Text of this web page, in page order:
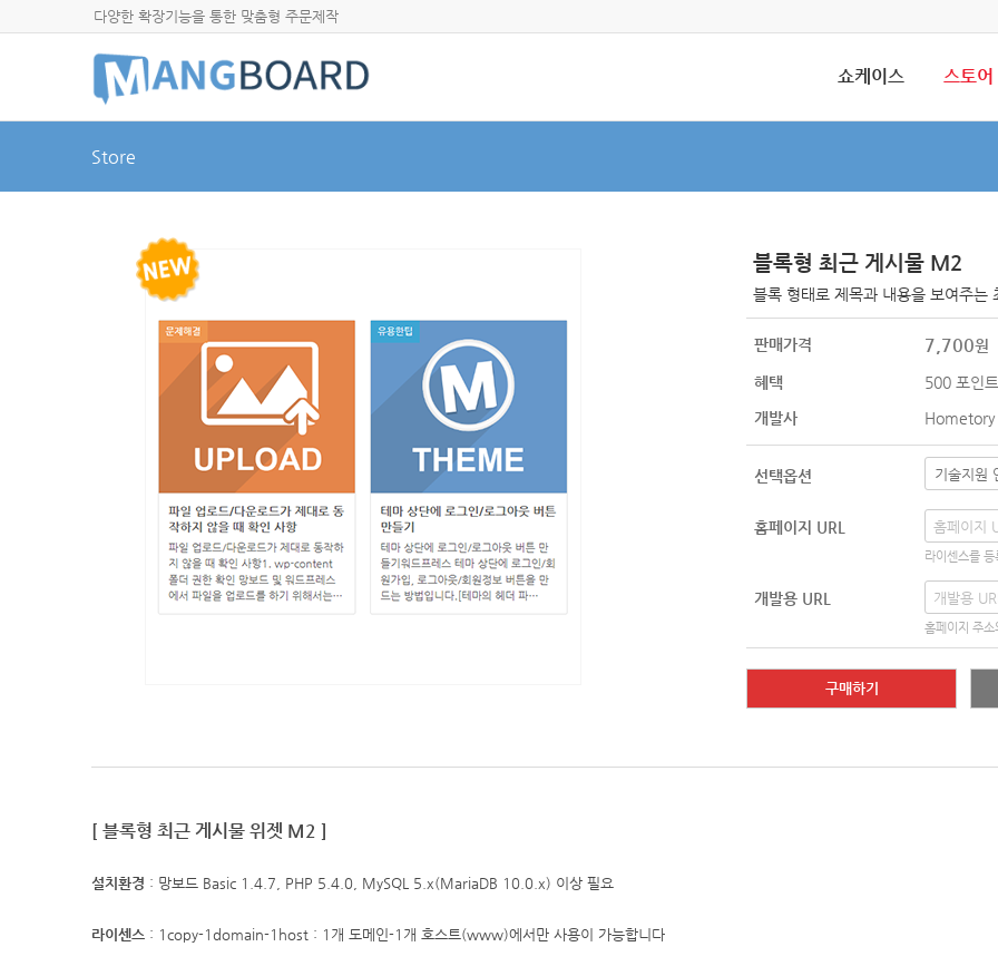
다양한 확장기능을 통한 맞춤형 주문제작
쇼케이스 스토어
Store
블록형 최근 게시물 M2
블록 형태로 제목과 내용을 보여주는
판매가격 7,700원
혜택 500 포인
개발사
Hometory
선택옵션
홈페이지 URL
라이센스를
개발용 URL
홈페이지 주
구매하기
[ 블록형 최근 게시물 위젯 M2 ]
설치환경 : 망보드 Basic 1.4.7, PHP 5.4.0, MySQL 5.x(MariaDB 10.0.x) 이상 필요
라이센스 : 1copy-1domain-1host : 1개 도메인-1개 호스트(www)에서만 사용이 가능합니다